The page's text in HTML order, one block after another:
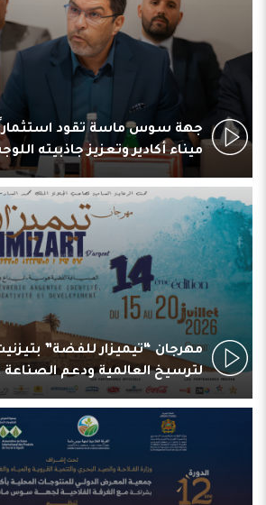
جهة سوس ماسة تقود
ميناء أكادير وتعزيز جاذبيته
مهرجان “تيميزار للفضة”
لترسيخ العالمية ودعم الصناعة